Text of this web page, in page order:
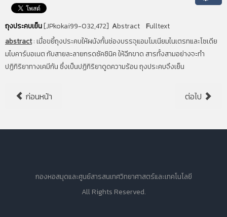
ถุงประคบเย็น[JPkokai99-032,472] Abstract Fulltext
abstract:เมื่อขยี้ถุงประคบให้ผนังกั้นช่องบรรจุแอมโมเนียมไนเตรทและโซเดีย
มไบคาร์บอเนต กับสายละลายกรดซัคซินิค ให้ฉีกขาด สารทั้งสามอย่างจะทำ
ปฏิกิริยาทางเคมีกัน ซึ่งเป็นปฏิกิริยาดูดความร้อน ถุงประคบจึงเย็น
ก่อนหน้า ต่อไป
กองหอสมุดและศูนย์สารสนเทศวิทยาศาสตร์และเทคโนโลยี
All Rights Reserved.